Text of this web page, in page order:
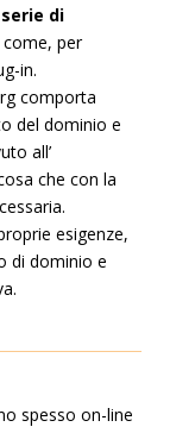
di
per
in.
comporta
del dominio e
all’
che con la
esigenze,
di dominio e
spesso on-line